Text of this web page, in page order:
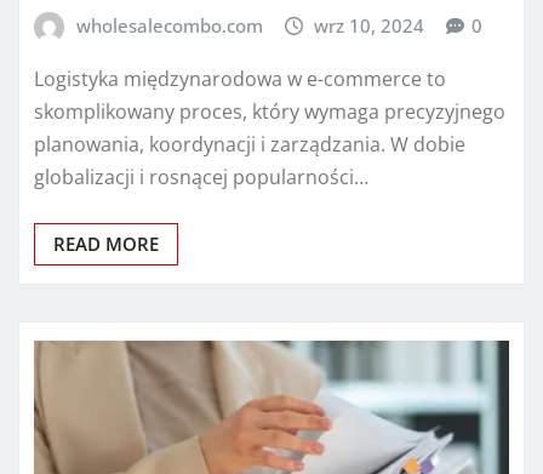
wholesalecombo.com wrz 10, 2024 0
Logistyka międzynarodowa w e-commerce to
skomplikowany proces, który wymaga precyzyjnego
planowania, koordynacji i zarządzania. W dobie
globalizacji i rosnącej popularności…
READ MORE